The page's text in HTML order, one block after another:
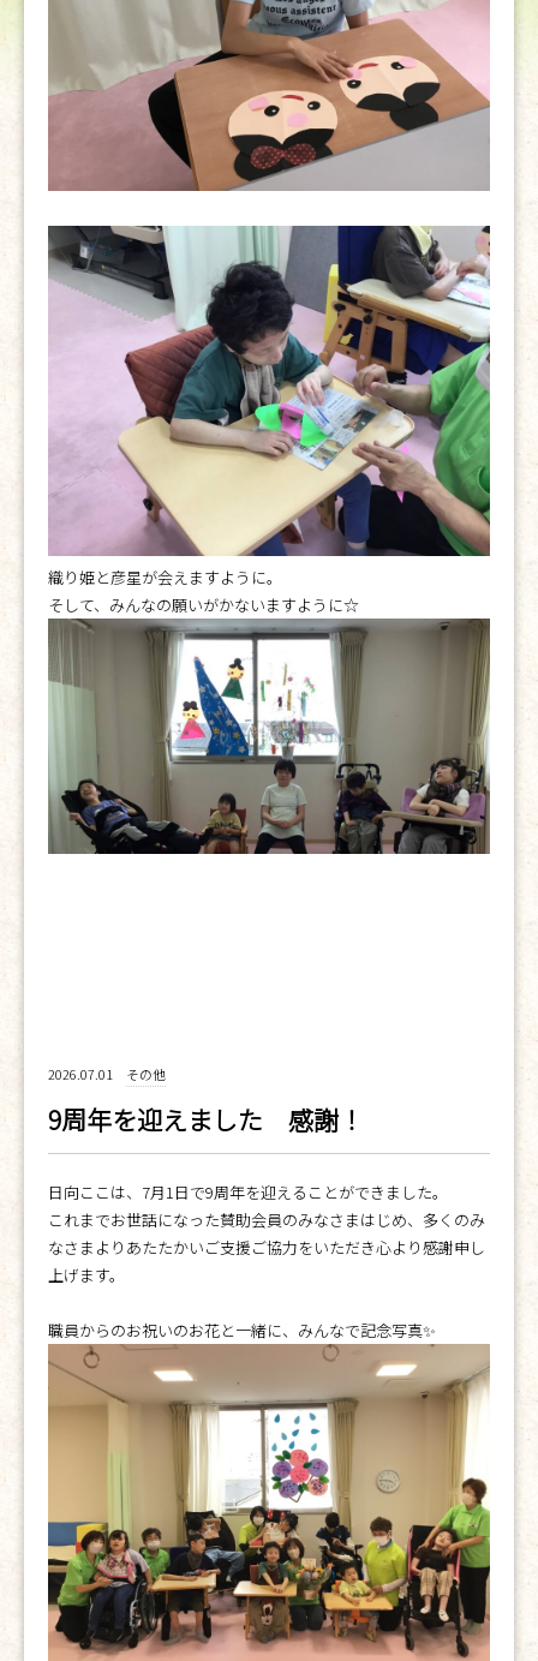
織り姫と彦星が会えますように。
そして、みんなの願いがかないますように☆
2026.07.01 その他
9周年を迎えました 感謝！
日向ここは、7月1日で9周年を迎えることができました。
これまでお世話になった賛助会員のみなさまはじめ、多くのみ
なさまよりあたたかいご支援ご協力をいただき心より感謝申し
上げます。
職員からのお祝いのお花と一緒に、みんなで記念写真✨